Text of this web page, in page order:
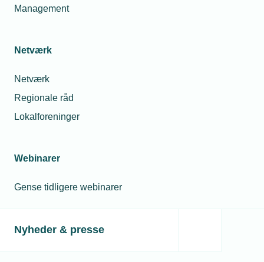
Management
Netværk
Netværk
Regionale råd
Lokalforeninger
Webinarer
Gense tidligere webinarer
Nyheder & presse